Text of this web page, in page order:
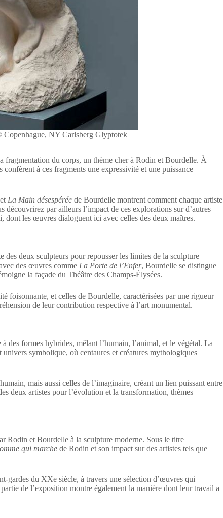
NY Carlsberg Glyptotek
fragmentation du corps, un thème cher à Rodin et Bourdelle. À
confèrent à ces fragments une expressivité et une puissance
La Main désespérée de Bourdelle montrent comment chaque artiste
par ailleurs l’impact de ces explorations sur d’autres
les œuvres dialoguent ici avec celles des deux maîtres.
des deux sculpteurs pour repousser les limites de la sculpture
des œuvres comme La Porte de l’Enfer, Bourdelle se distingue
la façade du Théâtre des Champs-Élysées.
foisonnante, et celles de Bourdelle, caractérisées par une rigueur
de leur contribution respective à l’art monumental.
formes hybrides, mêlant l’humain, l’animal, et le végétal. La
univers symbolique, où centaures et créatures mythologiques
mais aussi celles de l’imaginaire, créant un lien puissant entre
deux artistes pour l’évolution et la transformation, thèmes
Rodin et Bourdelle à la sculpture moderne. Sous le titre
qui marche de Rodin et son impact sur des artistes tels que
gardes du XXe siècle, à travers une sélection d’œuvres qui
de l’exposition montre également la manière dont leur travail a